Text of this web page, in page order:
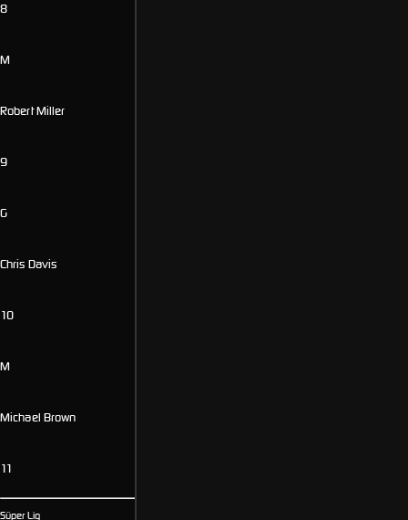
8
M
Robert Miller
9
G
Chris Davis
10
M
Michael Brown
11
Süper Lig